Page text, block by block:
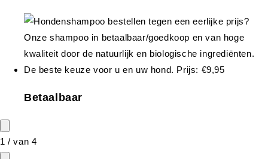
Betaalbaar
1 /van 4